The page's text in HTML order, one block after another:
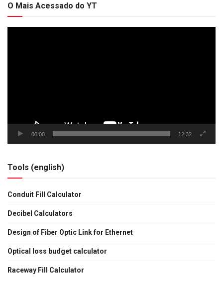
O Mais Acessado do YT
00:00 12:32
Tools (english)
Conduit Fill Calculator
Decibel Calculators
Design of Fiber Optic Link for Ethernet
Optical loss budget calculator
Raceway Fill Calculator